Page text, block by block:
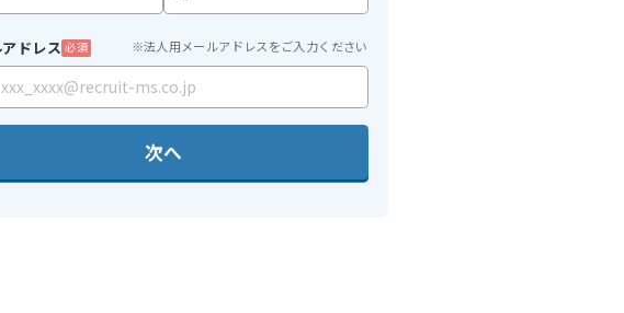
ドレス 必須 ※法人用メールアドレスをご入力ください
次へ